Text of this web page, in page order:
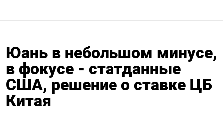
Юань в небольшом минусе,
в фокусе - статданные
США, решение о ставке ЦБ
Китая